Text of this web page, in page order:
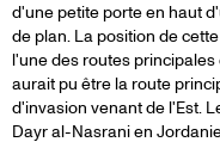
d'une petite porte en haut
de plan. La position de
l'une des routes
aurait pu être la route
d'invasion venant de l'Est.
Dayr al-Nasrani en